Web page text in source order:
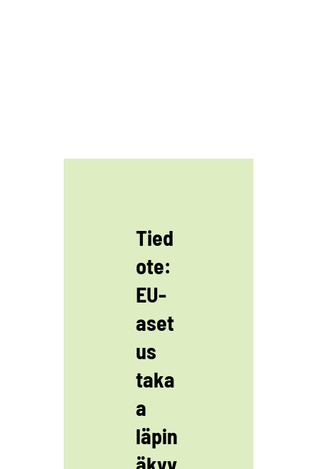
Tied
ote:
EU-
aset
us
taka
a
läpin
äkyv